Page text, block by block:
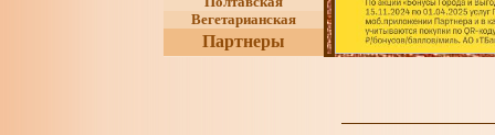
Вегетарианская
Партнеры